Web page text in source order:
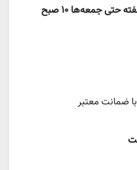
تمام روزهای هفته حتی جمعه‌ها ۱۰ صبح
با ضمانت معتبر